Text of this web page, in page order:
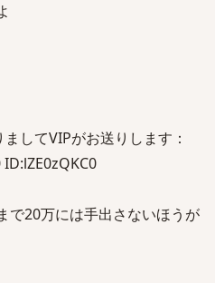
してVIPがお送りします：
で20万には手出さないほうが